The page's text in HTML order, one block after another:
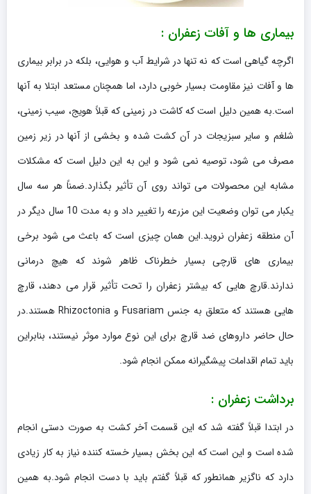
بیماری ها و آفات زعفران :
اگرچه گیاهی است که نه تنها در شرایط آب و هوایی، بلکه در برابر بیماری
ها و آفات نیز مقاومت بسیار خوبی دارد، اما همچنان مستعد ابتلا به آنها
است.به همین دلیل است که کاشت در زمینی که قبلاً هویج، سیب زمینی،
شلغم و سایر سبزیجات در آن کشت شده و بخشی از آنها در زیر زمین
مصرف می شود، توصیه نمی شود و این به این دلیل است که مشکلات
مشابه این محصولات می تواند روی آن تأثیر بگذارد.ضمناً هر سه سال
یکبار می توان وضعیت این مزرعه را تغییر داد و به مدت 10 سال دیگر در
آن منطقه زعفران نروید.این همان چیزی است که باعث می شود برخی
بیماری های قارچی بسیار خطرناک ظاهر شوند که هیچ درمانی
ندارند.قارچ هایی که بیشتر زعفران را تحت تأثیر قرار می دهند، قارچ
هایی هستند که متعلق به جنس Fusariam و Rhizoctonia هستند.در
حال حاضر داروهای ضد قارچ برای این نوع موارد موثر نیستند، بنابراین
باید تمام اقدامات پیشگیرانه ممکن انجام شود.
برداشت زعفران :
در ابتدا قبلاً گفته شد که این قسمت آخر کشت به صورت دستی انجام
شده است و این است که این بخش بسیار خسته کننده نیاز به کار زیادی
دارد که ناگزیر همانطور که قبلاً گفتم باید با دست انجام شود.به همین